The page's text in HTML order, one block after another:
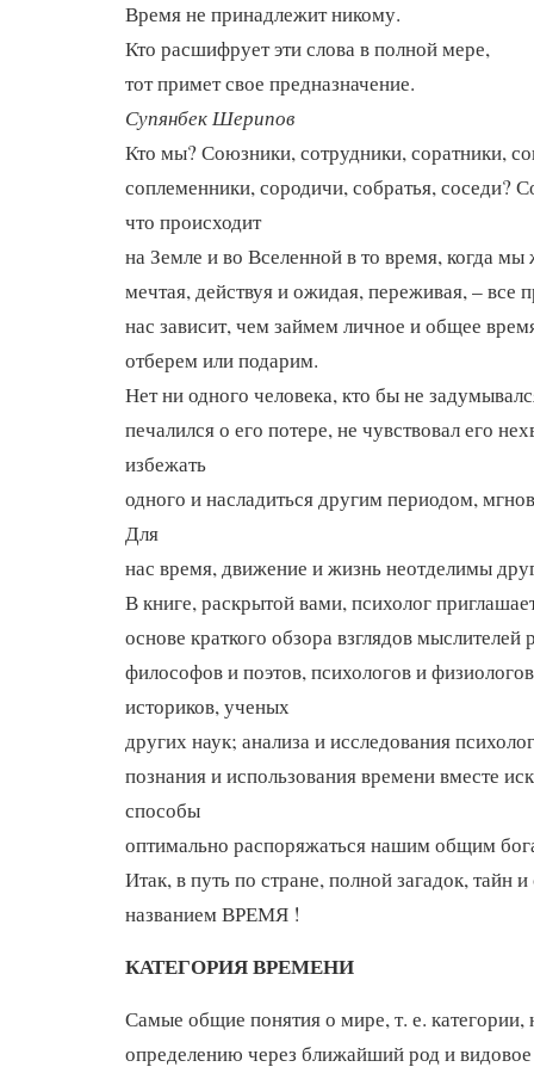
Время не принадлежит никому.
Кто расшифрует эти слова в полной мере,
тот примет свое предназначение.
Супянбек Шерипов
Кто мы? Союзники, сотрудники, соратники,
соплеменники, сородичи, собратья, соседи?
что происходит
на Земле и во Вселенной в то время, когда
мечтая, действуя и ожидая, переживая, – все
нас зависит, чем займем личное и общее
отберем или подарим.
Нет ни одного человека, кто бы не
печалился о его потере, не чувствовал его
избежать
одного и насладиться другим периодом,
Для
нас время, движение и жизнь неотделимы
В книге, раскрытой вами, психолог
основе краткого обзора взглядов мыслителей
философов и поэтов, психологов и
историков, ученых
других наук; анализа и исследования
познания и использования времени вместе
способы
оптимально распоряжаться нашим общим
Итак, в путь по стране, полной загадок, тайн
названием ВРЕМЯ !
КАТЕГОРИЯ ВРЕМЕНИ
Самые общие понятия о мире, т. е. категории,
определению через ближайший род и